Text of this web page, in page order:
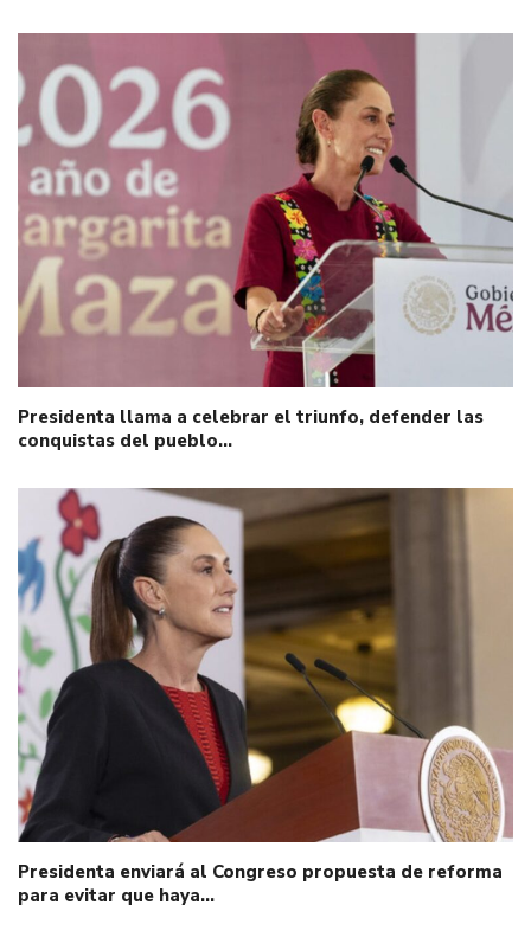
Presidenta llama a celebrar el triunfo, defender las
conquistas del pueblo…
Presidenta enviará al Congreso propuesta de reforma
para evitar que haya…